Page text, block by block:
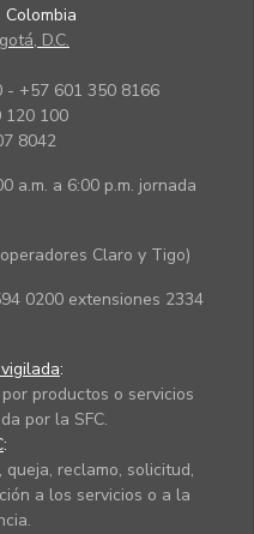
D.C.
- +57 601 350 8166
120 100
8042
a.m. a 6:00 p.m. jornada
Claro y Tigo)
0200 extensiones 2334
:
productos o servicios
por la SFC.
:
reclamo, solicitud,
a los servicios o a la